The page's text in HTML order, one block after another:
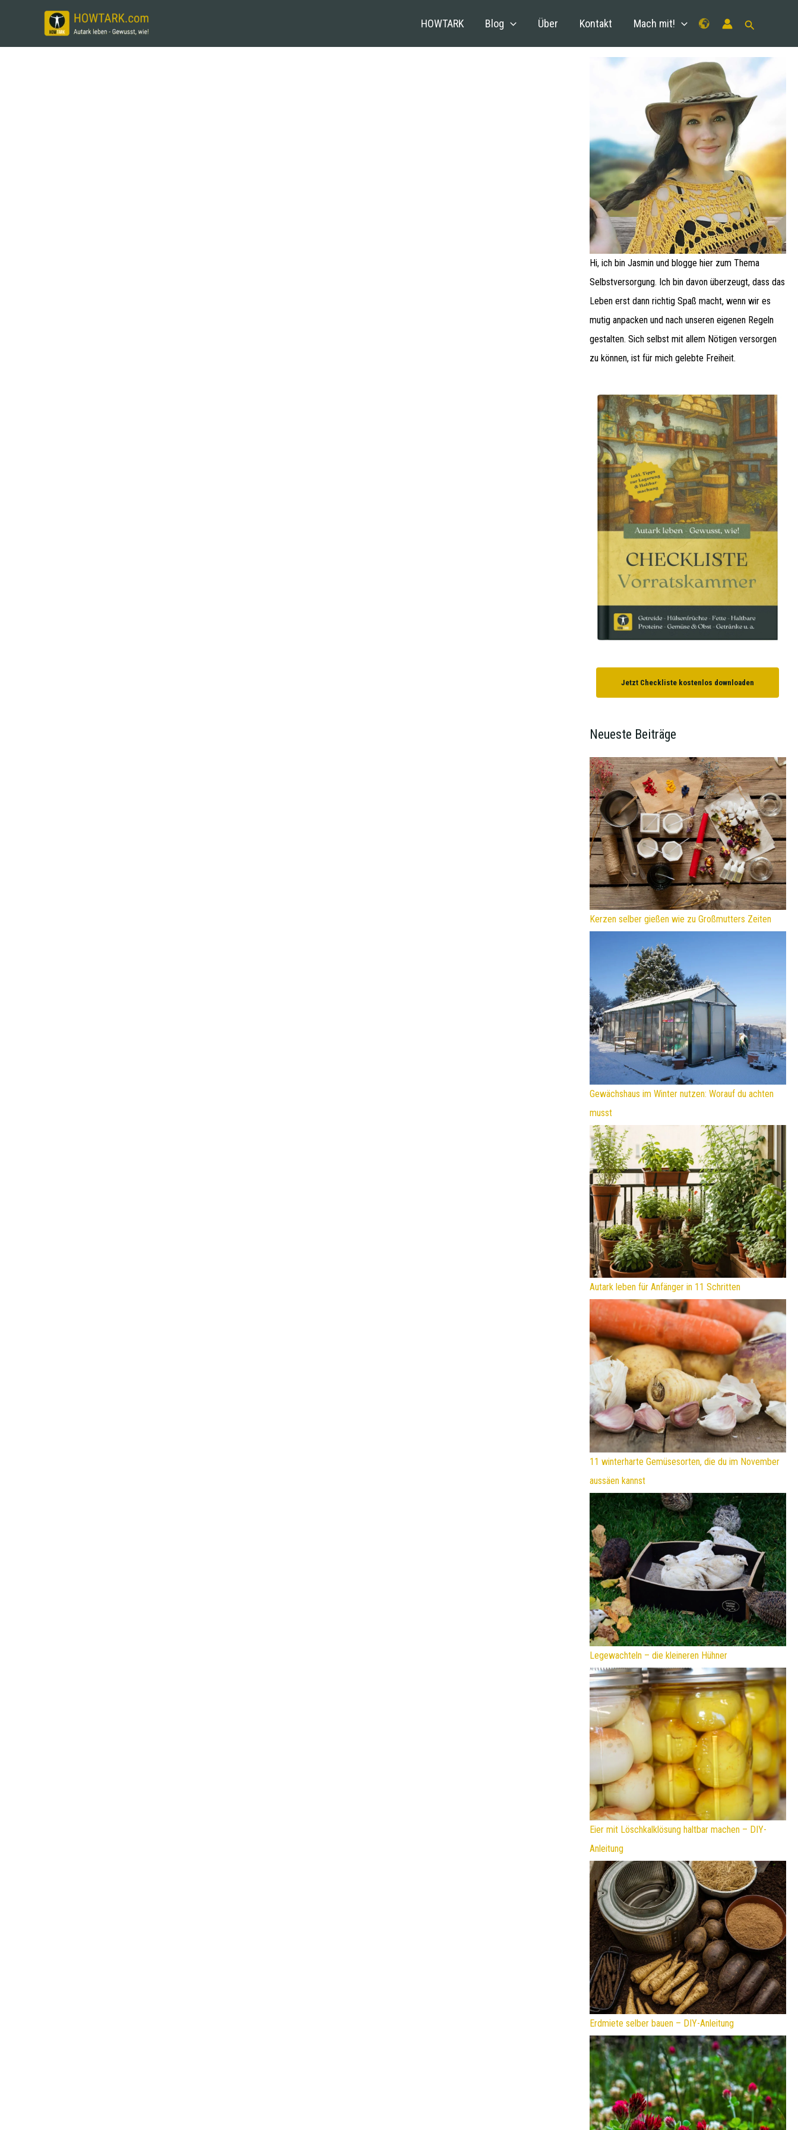
HOWTARK Blog Über Kontakt Mach mit!
Hi, ich bin Jasmin und blogge hier zum Thema
Selbstversorgung. Ich bin davon überzeugt, dass das
Leben erst dann richtig Spaß macht, wenn wir es
mutig anpacken und nach unseren eigenen Regeln
gestalten. Sich selbst mit allem Nötigen versorgen
zu können, ist für mich gelebte Freiheit.
Jetzt Checkliste kostenlos downloaden
Neueste Beiträge
Kerzen selber gießen wie zu Großmutters Zeiten
Gewächshaus im Winter nutzen: Worauf du achten
musst
Autark leben für Anfänger in 11 Schritten
11 winterharte Gemüsesorten, die du im November
aussäen kannst
Legewachteln – die kleineren Hühner
Eier mit Löschkalklösung haltbar machen – DIY-
Anleitung
Erdmiete selber bauen – DIY-Anleitung